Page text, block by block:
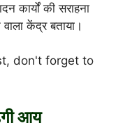
कार्यों की सराहना
केंद्र बताया।
don't forget to
आय